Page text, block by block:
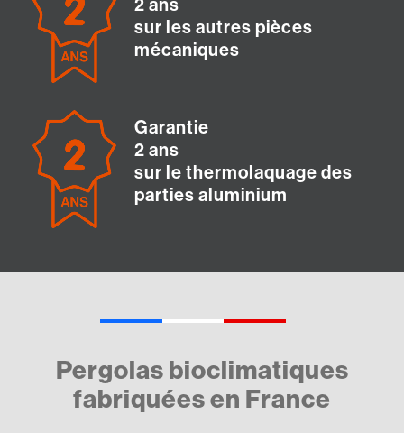
sur les autres pièces
mécaniques
Garantie
2 ans
sur le thermolaquage des
parties aluminium
Pergolas bioclimatiques
fabriquées en France